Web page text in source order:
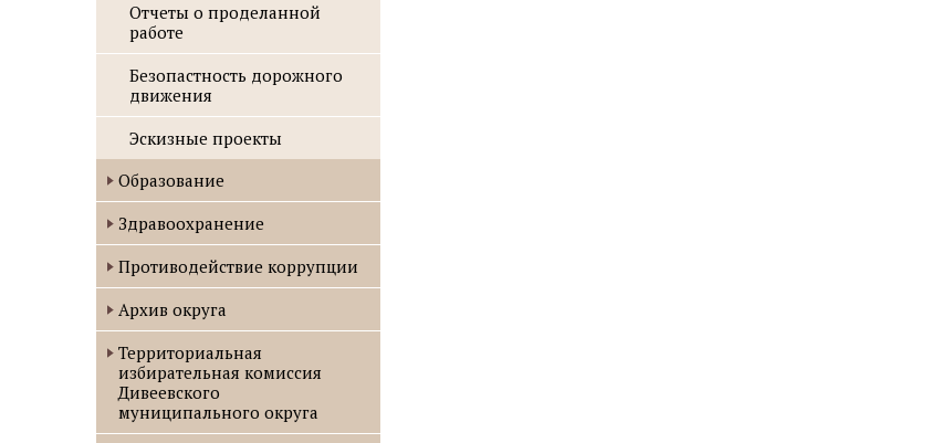
Отчеты о проделанной
работе
Безопастность дорожного
движения
Эскизные проекты
Образование
Здравоохранение
Противодействие коррупции
Архив округа
Территориальная
избирательная комиссия
Дивеевского
муниципального округа